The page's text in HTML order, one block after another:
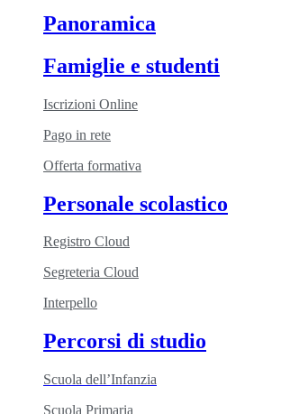
Panoramica
Famiglie e studenti
Iscrizioni Online
Pago in rete
Offerta formativa
Personale scolastico
Registro Cloud
Segreteria Cloud
Interpello
Percorsi di studio
Scuola dell’Infanzia
Scuola Primaria